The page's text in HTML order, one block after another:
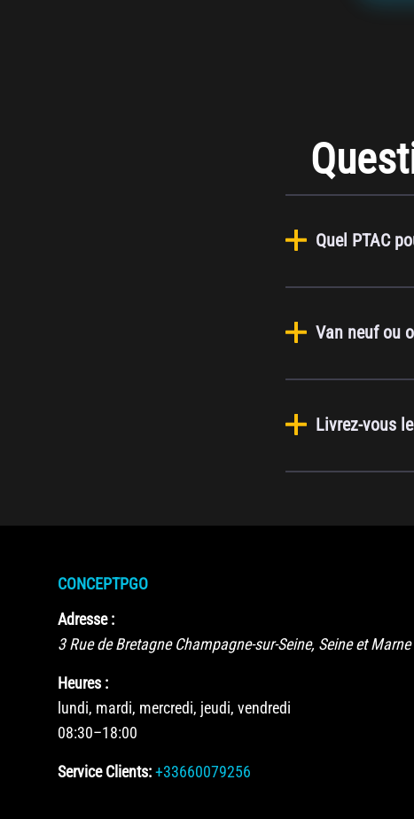
Quel PTAC
Van neuf ou
Livrez-vous
CONCEPTPGO
Adresse :
3 Rue de Bretagne Champagne-sur-Seine, Seine et Marne
Heures :
lundi, mardi, mercredi, jeudi, vendredi
08:30–18:00
Service Clients:+33660079256